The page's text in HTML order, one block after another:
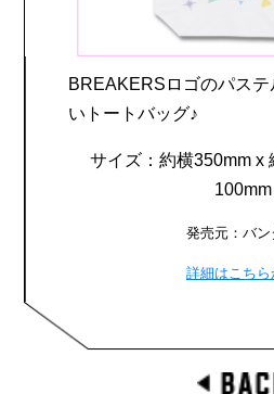
BREAKERSロゴのパス
いトートバッグ♪
サイズ：約横350mm x
100mm
発売元：バン
詳細はこちら